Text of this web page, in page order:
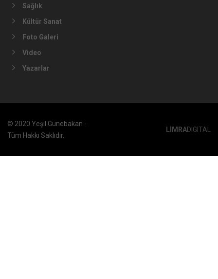
Sağlık
Kültür Sanat
Foto Galeri
Video
Yazarlar
© 2020 Yeşil Günebakan -
Tüm Hakkı Saklıdır.
LİMRADIGITAL